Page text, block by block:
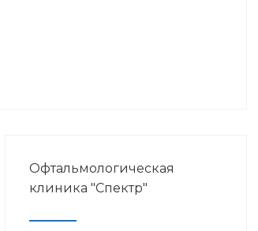
Офтальмологическая
клиника "Спектр"